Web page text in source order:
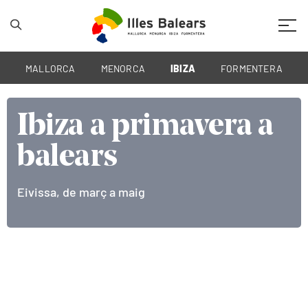
MALLORCA MENORCA IBIZA FORMENTERA
Ibiza a primavera a
balears
Eivissa, de març a maig
Ibiza a primavera a
balears
Eivissa, de març a maig
Ibiza a primavera a
balears
Eivissa, de març a maig